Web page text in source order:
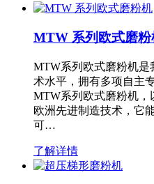
MTW 系列欧式磨粉
MTW系列欧式磨粉机
术水平，拥有多项自主
MTW系列欧式磨粉机，
欧洲先进制造技术，它
可…
了解详情